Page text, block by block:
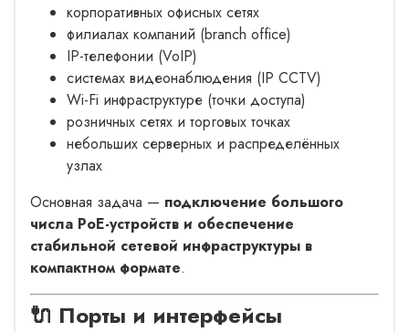
корпоративных офисных сетях
филиалах компаний (branch office)
IP-телефонии (VoIP)
системах видеонаблюдения (IP CCTV)
Wi-Fi инфраструктуре (точки доступа)
розничных сетях и торговых точках
небольших серверных и распределённых
узлах
Основная задача — подключение большого
числа PoE-устройств и обеспечение
стабильной сетевой инфраструктуры в
компактном формате.
🔌 Порты и интерфейсы